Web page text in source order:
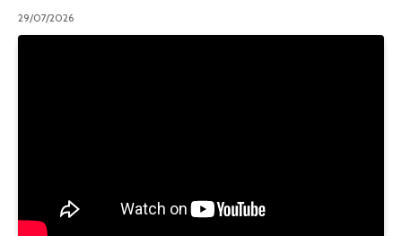
29/07/2026